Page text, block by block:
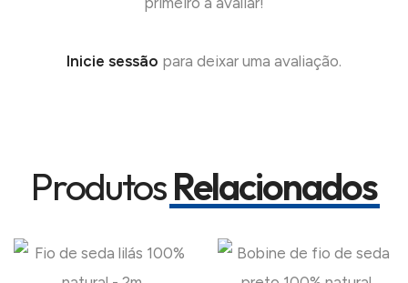
Inicie sessão para deixar uma avaliação.
ProdutosRelacionados